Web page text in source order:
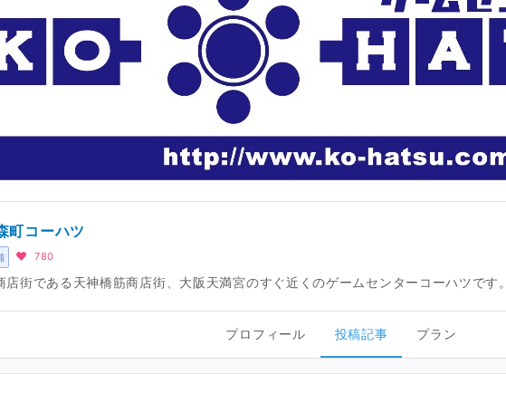
町コーハツ
780
店街である天神橋筋商店街、大阪天満宮のすぐ近くのゲームセンターコーハツです。
プロフィール 投稿記事 プラン